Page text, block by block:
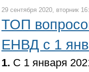
29 сентября 2020, вторник
ТОП
ЕНВД с 1
1. С 1 января